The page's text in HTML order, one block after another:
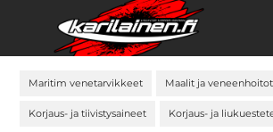
Maritim venetarvikkeet Maalit ja
Korjaus- ja tiivistysaineet Korjaus- ja